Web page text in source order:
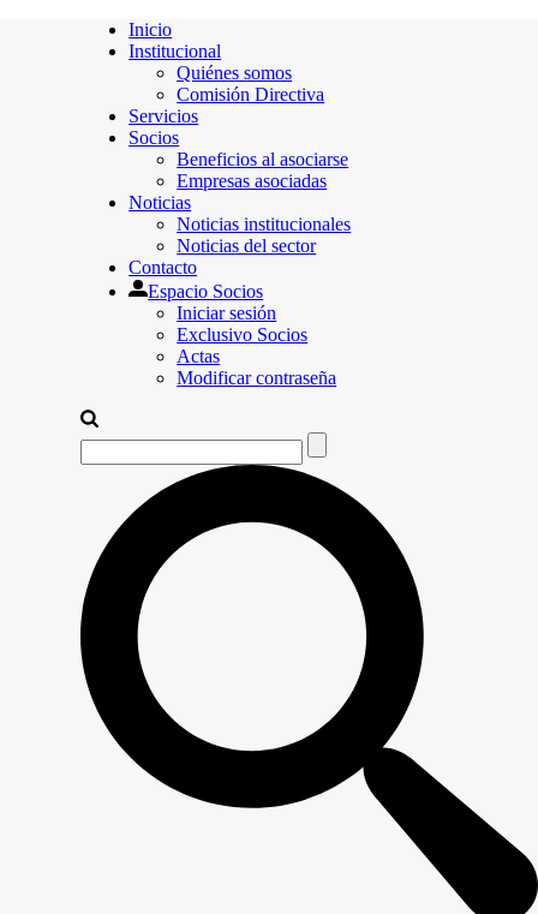
Inicio
Institucional
Quiénes somos
Comisión Directiva
Servicios
Socios
Beneficios al asociarse
Empresas asociadas
Noticias
Noticias institucionales
Noticias del sector
Contacto
Espacio Socios
Iniciar sesión
Exclusivo Socios
Actas
Modificar contraseña